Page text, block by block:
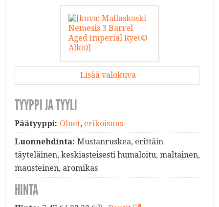
Lisää valokuva
TYYPPI JA TYYLI
Päätyyppi: Oluet, erikoisuus
Luonnehdinta: Mustanruskea, erittäin
täyteläinen, keskiasteisesti humaloitu, maltainen,
mausteinen, aromikas
HINTA